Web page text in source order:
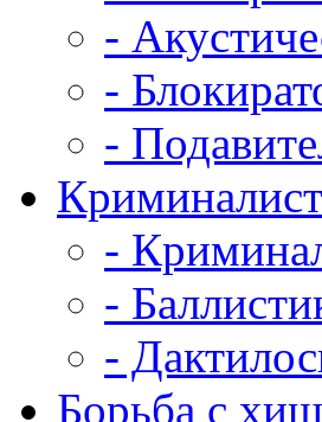
-
-
-
-
-
-
Борьба с